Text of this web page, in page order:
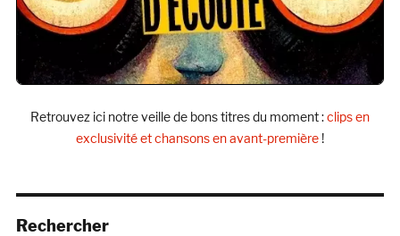
Retrouvez ici notre veille de bons titres du moment :clips en
exclusivité et chansons en avant-première !
Rechercher